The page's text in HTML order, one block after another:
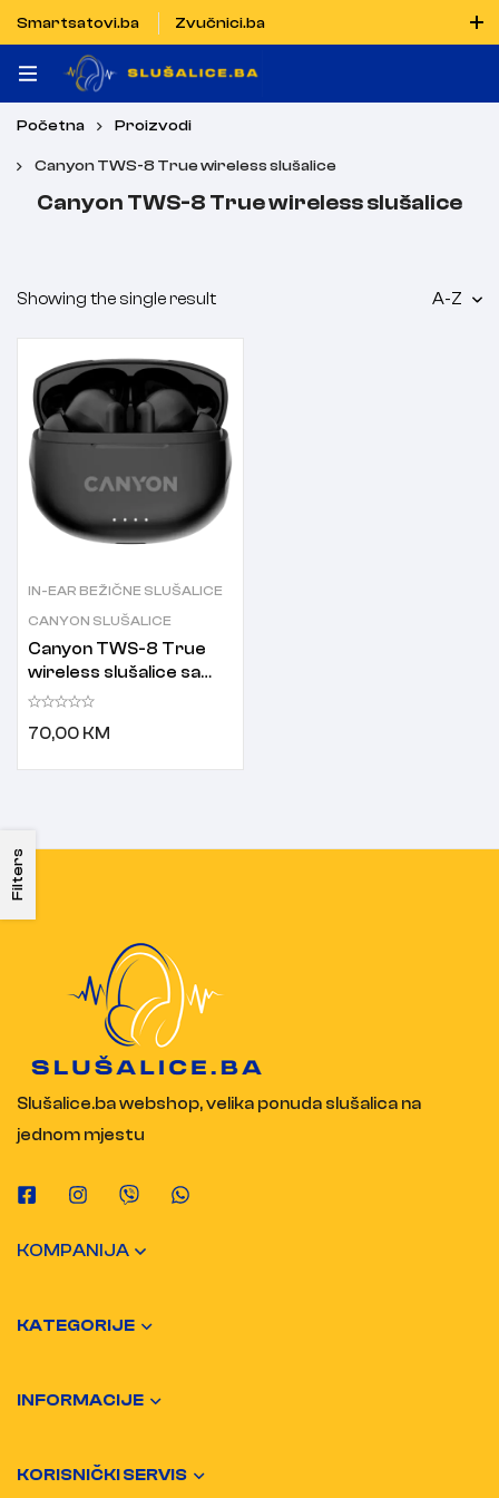
Smartsatovi.ba
Zvučnici.ba
Naručiti možete i porukom putem Vibera i WhatsAppa
Početna Proizvodi
Canyon TWS-8 True wireless slušalice
Canyon TWS-8 True wireless slušalice
Filters
Showing the single result A-Z
IN-EAR BEŽIČNE SLUŠALICE
CANYON SLUŠALICE
Canyon TWS-8 True
wireless slušalice sa
mikrofonom CNS-
70,00 KM
Slušalice.ba webshop, velika ponuda slušalica na
jednom mjestu
KOMPANIJA
KATEGORIJE
INFORMACIJE
KORISNIČKI SERVIS